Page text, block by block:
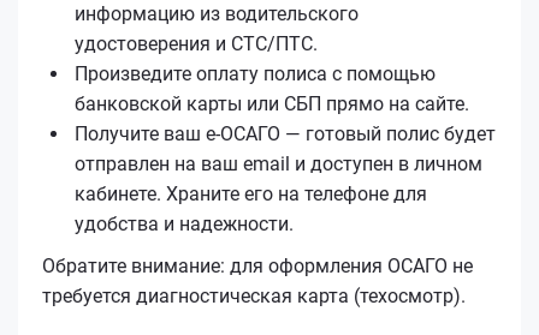
информацию из водительского
удостоверения и СТС/ПТС.
Произведите оплату полиса с помощью
банковской карты или СБП прямо на сайте.
Получите ваш е‑ОСАГО — готовый полис будет
отправлен на ваш email и доступен в личном
кабинете. Храните его на телефоне для
удобства и надежности.
Обратите внимание: для оформления ОСАГО не
требуется диагностическая карта (техосмотр).